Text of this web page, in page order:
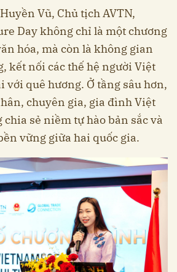
Vũ, Chủ tịch AVTN,
Day không chỉ là một chương
hóa, mà còn là không gian
kết nối các thế hệ người Việt
với quê hương. Ở tầng sâu hơn,
chuyên gia, gia đình Việt
sẻ niềm tự hào bản sắc và
vững giữa hai quốc gia.